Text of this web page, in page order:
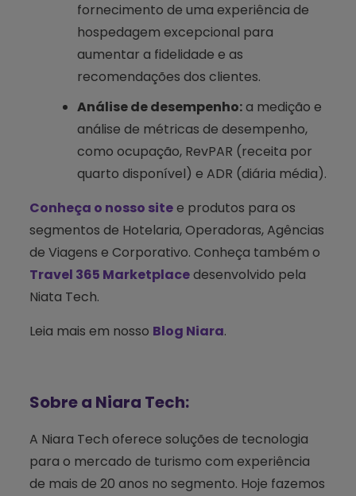
fornecimento de uma experiência de
hospedagem excepcional para
aumentar a fidelidade e as
recomendações dos clientes.
Análise de desempenho:a medição e
análise de métricas de desempenho,
como ocupação, RevPAR (receita por
quarto disponível) e ADR (diária média).
Conheça o nosso sitee produtos para os
segmentos de Hotelaria, Operadoras, Agências
de Viagens e Corporativo. Conheça também o
Travel 365 Marketplacedesenvolvido pela
Niata Tech.
Leia mais em nosso Blog Niara.
Sobre a Niara Tech:
A Niara Tech oferece soluções de tecnologia
para o mercado de turismo com experiência
de mais de 20 anos no segmento. Hoje fazemos